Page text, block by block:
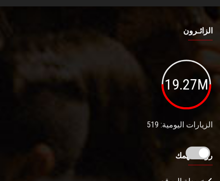
الزائـرون
19.27M
الزيارات اليومية: 519
روابط تهمك